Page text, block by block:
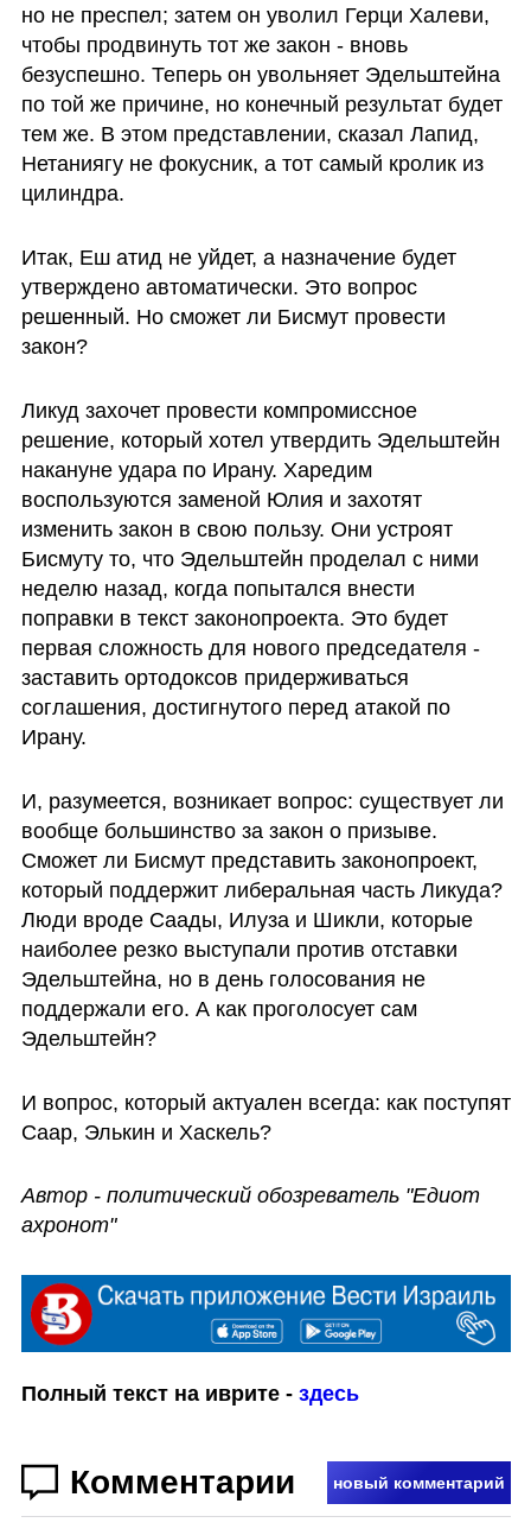
но не преспел; затем он уволил Герци Халеви,
чтобы продвинуть тот же закон - вновь
безуспешно. Теперь он увольняет Эдельштейна
по той же причине, но конечный результат будет
тем же. В этом представлении, сказал Лапид,
Нетаниягу не фокусник, а тот самый кролик из
цилиндра.
Итак, Еш атид не уйдет, а назначение будет
утверждено автоматически. Это вопрос
решенный. Но сможет ли Бисмут провести
закон?
Ликуд захочет провести компромиссное
решение, который хотел утвердить Эдельштейн
накануне удара по Ирану. Харедим
воспользуются заменой Юлия и захотят
изменить закон в свою пользу. Они устроят
Бисмуту то, что Эдельштейн проделал с ними
неделю назад, когда попытался внести
поправки в текст законопроекта. Это будет
первая сложность для нового председателя -
заставить ортодоксов придерживаться
соглашения, достигнутого перед атакой по
Ирану.
И, разумеется, возникает вопрос: существует ли
вообще большинство за закон о призыве.
Сможет ли Бисмут представить законопроект,
который поддержит либеральная часть Ликуда?
Люди вроде Саады, Илуза и Шикли, которые
наиболее резко выступали против отставки
Эдельштейна, но в день голосования не
поддержали его. А как проголосует сам
Эдельштейн?
И вопрос, который актуален всегда: как поступят
Саар, Элькин и Хаскель?
Автор - политический обозреватель "Едиот
ахронот"
Полный текст на иврите - здесь
Комментарии новый комментарий